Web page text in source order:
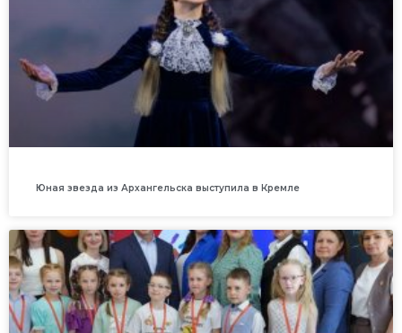
Юная звезда из Архангельска выступила в Кремле